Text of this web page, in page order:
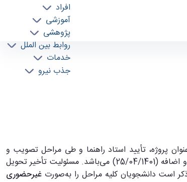
افراد
آموزشی
پژوهشی
روابط بین الملل
خدمات
جذب نیرو
تکمیل فرم عنوان پروژه، تأیید استاد راهنما و طی مراحل تصویب و
ها اقدام نمایند. حداکثر مهلت تصویب عنوان پروژه و ارسال فایل تصویب آن به آموزش تا پایان حذف و اضافه (25/04/1401) می‌باشد. مسئولیت تأخیر تحویل
است دانشجویان کلیه مراحل را بهصورت غیرحضوری